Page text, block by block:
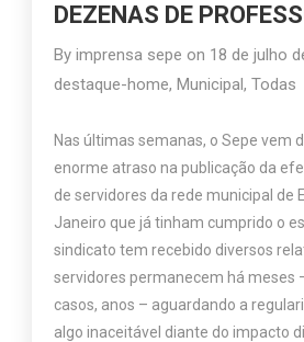
DEZENAS DE
Byimprensa sepe on 18 de julho
destaque-home,Municipal,Todas
Nas últimas semanas, o Sepe vem
enorme atraso na publicação da
de servidores da rede municipal de
Janeiro que já tinham cumprido o
sindicato tem recebido diversos
servidores permanecem há meses
casos, anos – aguardando a
algo inaceitável diante do impacto